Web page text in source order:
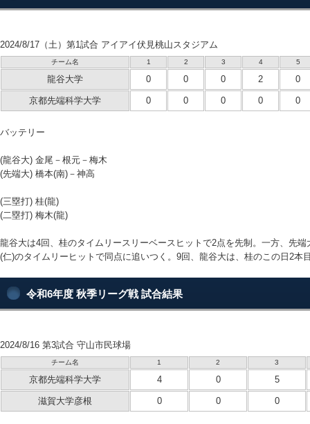
2024/8/17（土）第1試合 アイアイ伏見桃山スタジアム
チーム名 1 2 3 4 5
龍谷大学 0 0 0 2 0
京都先端科学大学 0 0 0 0 0
バッテリー
(龍谷大) 金尾－根元－梅木
(先端大) 橋本(南)－神高
(三塁打) 桂(龍)
(二塁打) 梅木(龍)
龍谷大は4回、桂のタイムリースリーベースヒットで2点を先制。一方、先
(仁)のタイムリーヒットで同点に追いつく。9回、龍谷大は、桂のこの日2本
令和6年度 秋季リーグ戦 試合結果
2024/8/16 第3試合 守山市民球場
チーム名 1 2 3
京都先端科学大学 4 0 5
滋賀大学彦根 0 0 0